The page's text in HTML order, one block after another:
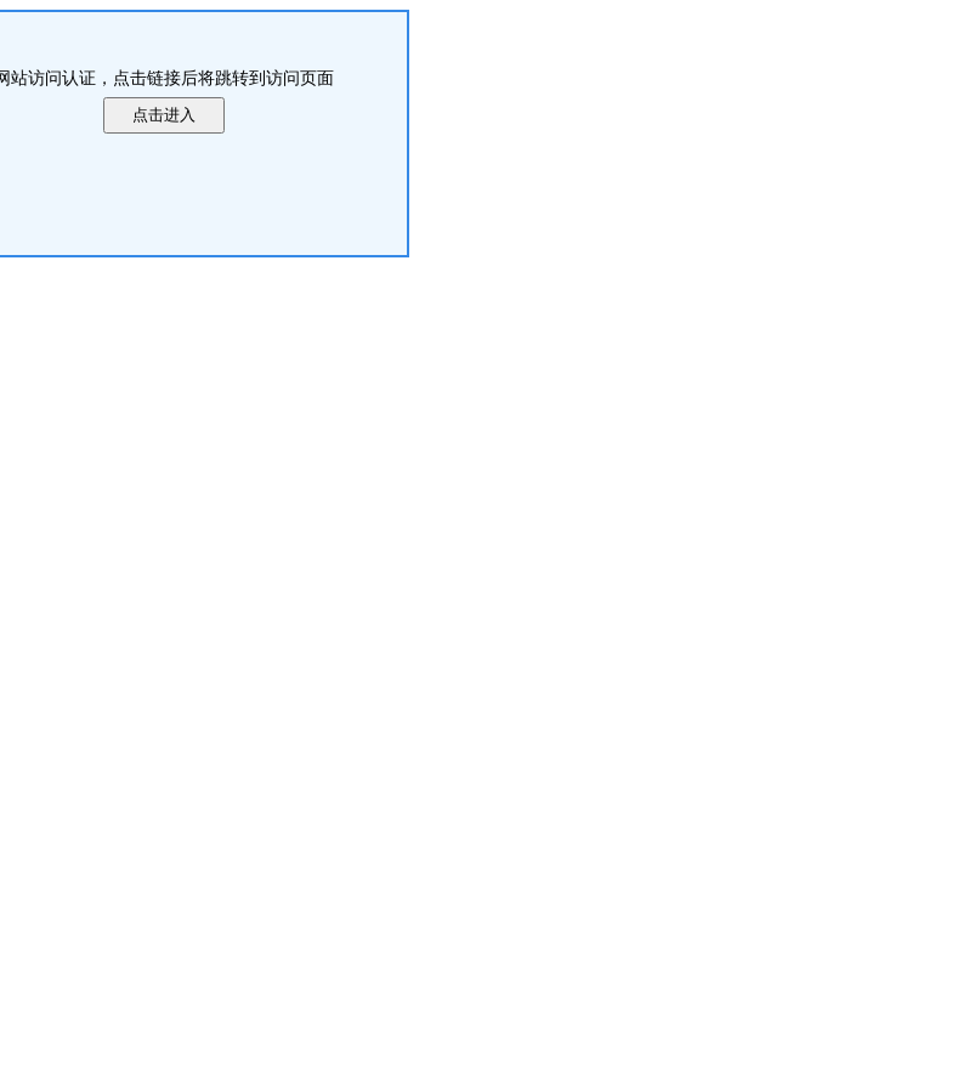
站访问认证，点击链接后将跳转到访问页面